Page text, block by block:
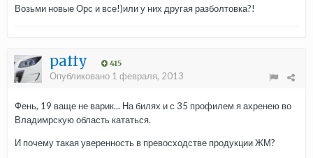
Возьми новые Орс и все!)или у них другая разболтовка?!
paffy 415
Опубликовано 1 февраля, 2013
Фень, 19 ваще не варик... На билях и с 35 профилем я ахренею во
Владимрскую область кататься.
И почему такая уверенность в превосходстве продукции ЖМ?